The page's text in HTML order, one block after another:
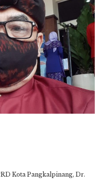
Kota Pangkalpinang, Dr.